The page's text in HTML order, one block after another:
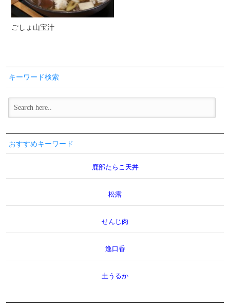
ごしょ山宝汁
キーワード検索
おすすめキーワード
鹿部たらこ天丼
松露
せんじ肉
逸口香
土うるか